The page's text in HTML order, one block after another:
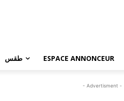
طقس ESPACE ANNONCEUR
- Advertisment -